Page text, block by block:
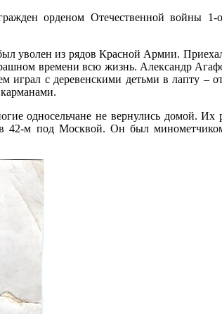
орденом Отечественной войны
уволен из рядов Красной Армии.
времени всю жизнь. Александр
играл с деревенскими детьми в лапту –
односельчане не вернулись домой. Их
м под Москвой. Он был минометчиком